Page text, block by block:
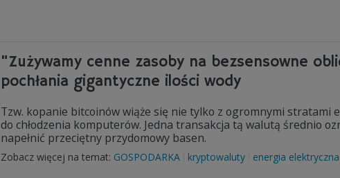
"Zużywamy cenne zasoby na bezsensowne
pochłania gigantyczne ilości wody
Tzw. kopanie bitcoinów wiąże się nie tylko z ogromnymi stratami
do chłodzenia komputerów. Jedna transakcja tą walutą średnio
napełnić przeciętny przydomowy basen.
Zobacz więcej na temat: GOSPODARKA kryptowaluty energia elektryczna